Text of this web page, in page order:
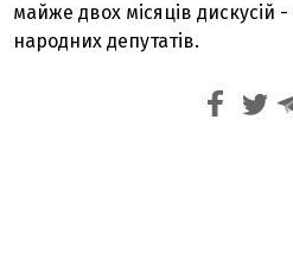
майже двох місяців дискусій
народних депутатів.